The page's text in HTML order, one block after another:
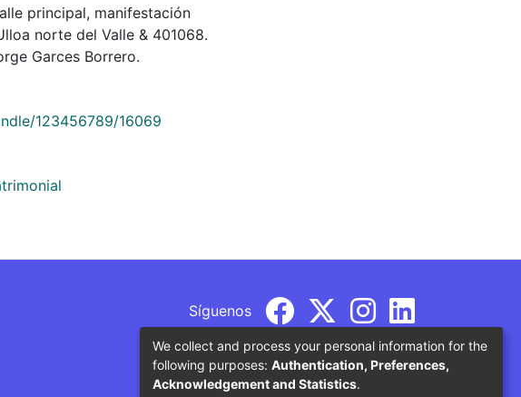
principal, manifestación
norte del Valle & 401068.
Garces Borrero.
123456789/16069
Síguenos
We collect and process your personal information for the
following purposes: Authentication, Preferences,
Acknowledgement and Statistics.